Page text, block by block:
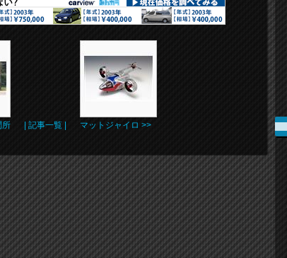
| 記事一覧 | マットジャイロ >>